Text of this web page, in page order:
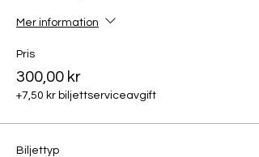
Mer information
Pris
300,00 kr
+7,50 kr biljettserviceavgift
Biljettyp